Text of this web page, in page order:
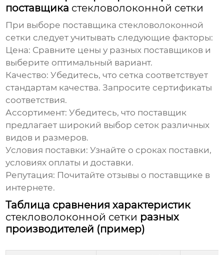
поставщика стекловолоконной сетки
При выборе поставщика стекловолоконной
сетки следует учитывать следующие факторы:
Цена: Сравните цены у разных поставщиков и
выберите оптимальный вариант.
Качество: Убедитесь, что сетка соответствует
стандартам качества. Запросите сертификаты
соответствия.
Ассортимент: Убедитесь, что поставщик
предлагает широкий выбор сеток различных
видов и размеров.
Условия поставки: Узнайте о сроках поставки,
условиях оплаты и доставки.
Репутация: Почитайте отзывы о поставщике в
интернете.
Таблица сравнения характеристик
стекловолоконной сетки разных
производителей (пример)